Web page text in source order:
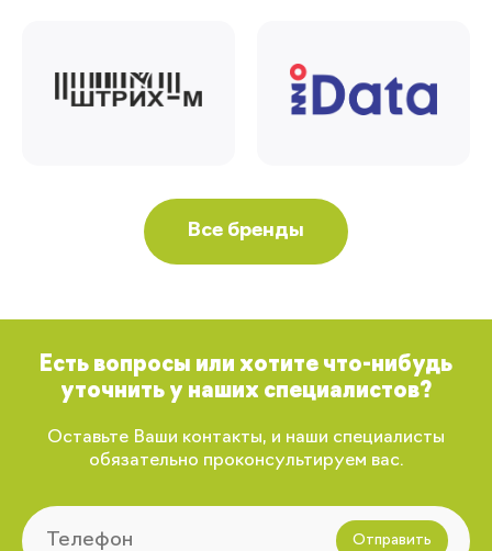
Все бренды
Есть вопросы или хотите что-нибудь
уточнить у наших специалистов?
Оставьте Ваши контакты, и наши специалисты
обязательно проконсультируем вас.
Отправить